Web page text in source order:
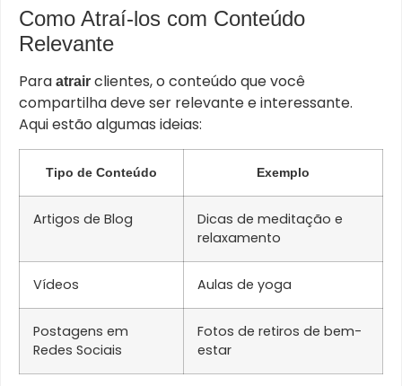
Como Atraí-los com Conteúdo
Relevante
Para atrair clientes, o conteúdo que você
compartilha deve ser relevante e interessante.
Aqui estão algumas ideias:
Tipo de Conteúdo Exemplo
Artigos de Blog
Dicas de meditação e
relaxamento
Vídeos Aulas de yoga
Postagens em
Redes Sociais
Fotos de retiros de bem-
estar